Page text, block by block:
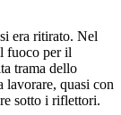
era ritirato. Nel
fuoco per il
trama dello
lavorare, quasi con
sotto i riflettori.